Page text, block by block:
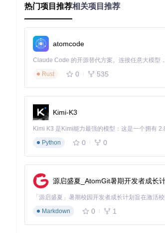
三、应用场景：从个人开发到企业
3.1 个人开发者效能提升
独立开发者通过系统化技能引导，建立专业
同时代码质量评分从72分提升至91分（100分
3.2 企业级研发流程标准化
金融科技企业案例显示，通过统一技能标准
3.3 大型项目交付保障
电商平台黑五促销系统开发中，应用质量控
定性提升53%。
四、实施路径：从部署到优化的全
核心价值提要 ：四阶段实施方法论，确保技
基础环境准备：确保Node.js 16.0+运行环
仓库克隆：git clone https://
热门项目推荐相关项目推荐
atomcode
Rust
0 535
Kimi-K3
Python
0 0
源启盛夏_AtomGit暑期开发者成长
Markdown
0 1